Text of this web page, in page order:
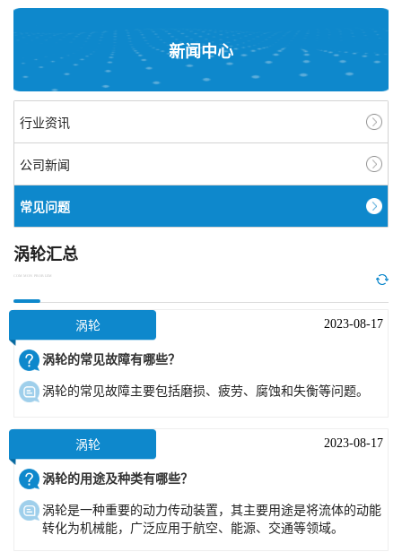
新闻中心
行业资讯
公司新闻
常见问题
涡轮汇总
COMMON PROBLEM
涡轮 2023-08-17
涡轮的常见故障有哪些？
涡轮的常见故障主要包括磨损、疲劳、腐蚀和失衡等问题。
涡轮 2023-08-17
涡轮的用途及种类有哪些？
涡轮是一种重要的动力传动装置，其主要用途是将流体的动能
转化为机械能，广泛应用于航空、能源、交通等领域。